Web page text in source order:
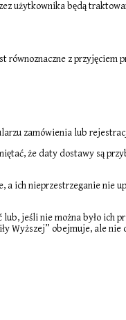
użytkownika będą
z przyjęciem
zamówienia lub
że daty dostawy są
a ich nieprzestrzeganie nie
jeśli nie można było ich
Wyższej” obejmuje, ale nie